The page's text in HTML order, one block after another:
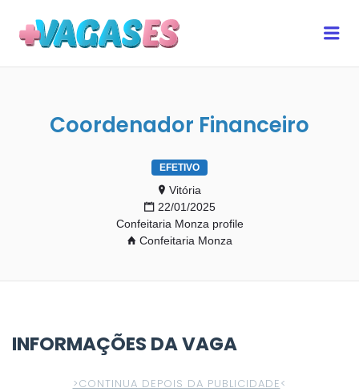
Coordenador Financeiro
EFETIVO
Vitória
22/01/2025
Confeitaria Monza profile
Confeitaria Monza
INFORMAÇÕES DA VAGA
>CONTINUA DEPOIS DA PUBLICIDADE<